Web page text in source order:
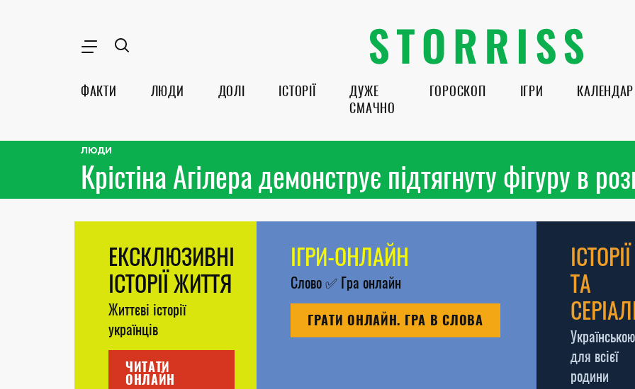
ФАКТИ ЛЮДИ ДОЛІ ІСТОРІЇ
ДУЖЕ
СМАЧНО
ГОРОСКОП ІГРИ КАЛЕНДАР
ЛЮДИ
Крістіна Агілера демонструє підтягнуту фігуру в
ЕКСКЛЮЗИВНІ
ІСТОРІЇ ЖИТТЯ
Життєві історії
українців
ЧИТАТИ
ОНЛАЙН
ІГРИ-ОНЛАЙН
Слово✅Гра онлайн
ГРАТИ ОНЛАЙН. ГРА В СЛОВА
ІСТОРІЇ
ТА
Українською
для всієї
родини